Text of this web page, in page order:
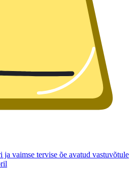
ja vaimse tervise õe avatud vastuvõtule